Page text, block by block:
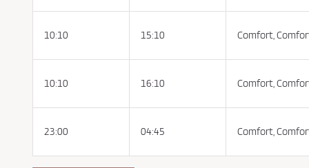
i
A
q
u
s
e
P
10:10 15:10 Comfort,
10:10 16:10 Comfort,
23:00 04:45 Comfort,